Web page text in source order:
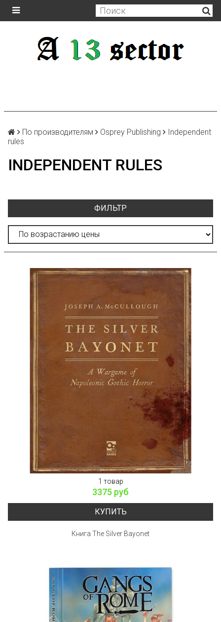
По производителям Osprey Publishing
Independent
rules
INDEPENDENT RULES
ФИЛЬТР
1 товар
3375 руб
КУПИТЬ
Книга The Silver Bayonet